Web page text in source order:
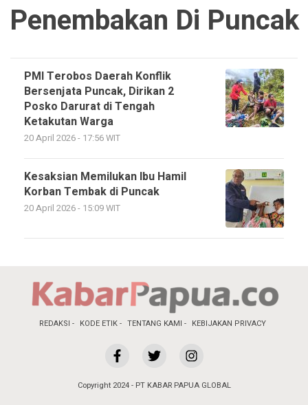
Penembakan Di Puncak
PMI Terobos Daerah Konflik
Bersenjata Puncak, Dirikan 2
Posko Darurat di Tengah
Ketakutan Warga
20 April 2026 - 17:56 WIT
Kesaksian Memilukan Ibu Hamil
Korban Tembak di Puncak
20 April 2026 - 15:09 WIT
REDAKSI KODE ETIK TENTANG KAMI KEBIJAKAN PRIVACY
Copyright 2024 - PT KABAR PAPUA GLOBAL